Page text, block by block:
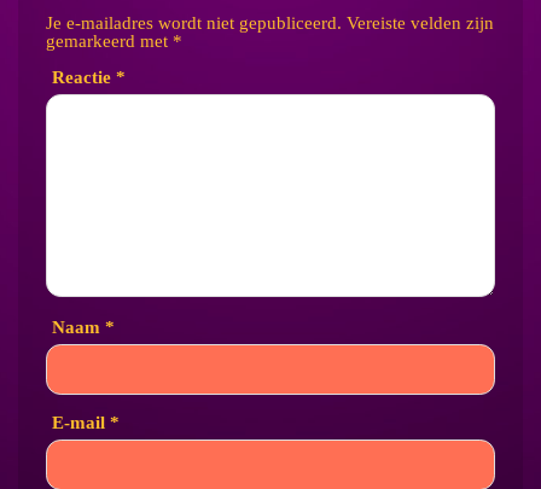
Je e-mailadres wordt niet gepubliceerd. Vereiste velden zijn
gemarkeerd met *
Reactie *
Naam *
E-mail *